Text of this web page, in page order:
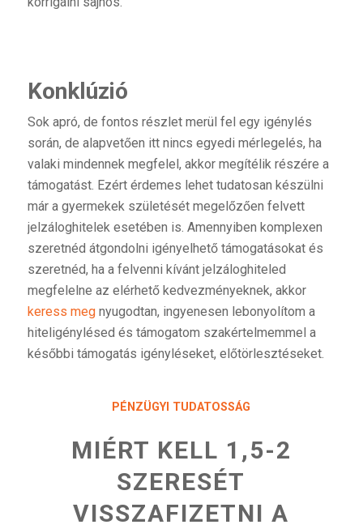
Konklúzió
Sok apró, de fontos részlet merül fel egy igénylés
során, de alapvetően itt nincs egyedi mérlegelés, ha
valaki mindennek megfelel, akkor megítélik részére a
támogatást. Ezért érdemes lehet tudatosan készülni
már a gyermekek születését megelőzően felvett
jelzáloghitelek esetében is. Amennyiben komplexen
szeretnéd átgondolni igényelhető támogatásokat és
szeretnéd, ha a felvenni kívánt jelzáloghiteled
megfelelne az elérhető kedvezményeknek, akkor
keress megnyugodtan, ingyenesen lebonyolítom a
hiteligénylésed és támogatom szakértelmemmel a
későbbi támogatás igényléseket, előtörlesztéseket.
PÉNZÜGYI TUDATOSSÁG
MIÉRT KELL 1,5-2
SZERESÉT
VISSZAFIZETNI A